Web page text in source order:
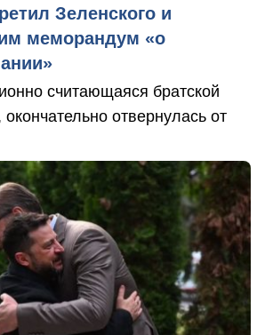
Зеленского и
меморандум «о
считающаяся братской
отвернулась от